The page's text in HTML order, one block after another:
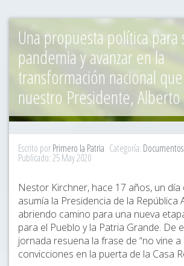
Una propuesta política para
pandemia y avanzar en la
transformación nacional
nuestro Presidente, Alberto
Escrito porPrimero la Patria Categoría: Documentos
Publicado: 25 May 2020
Nestor Kirchner, hace 17 años, un día
asumía la Presidencia de la República
abriendo camino para una nueva
para el Pueblo y la Patria Grande. De
jornada resuena la frase de “no vine a
convicciones en la puerta de la Casa